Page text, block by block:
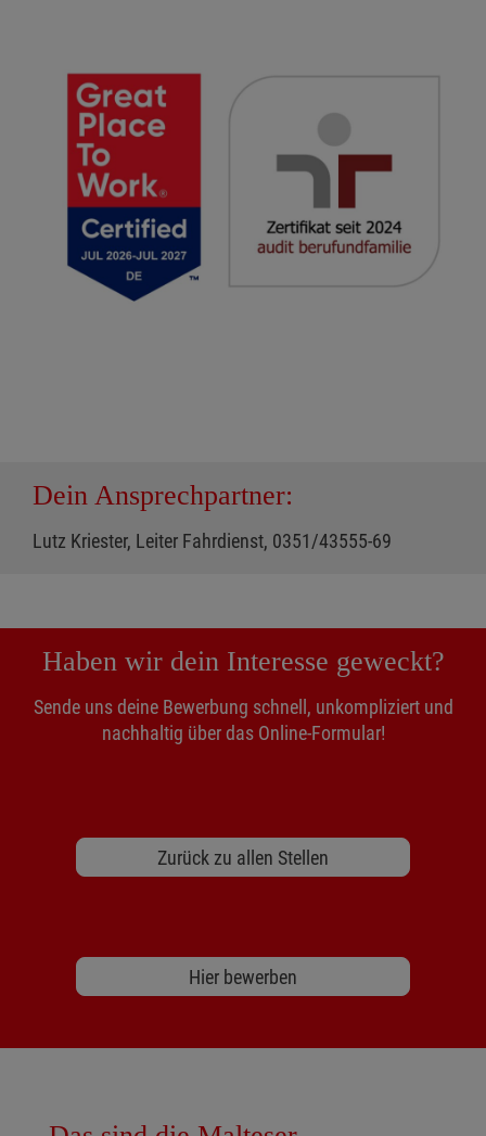
Dein Ansprechpartner:
Lutz Kriester, Leiter Fahrdienst, 0351/43555-69
Haben wir dein Interesse geweckt?
Sende uns deine Bewerbung schnell, unkompliziert und
nachhaltig über das Online-Formular!
Zurück zu allen Stellen
Hier bewerben